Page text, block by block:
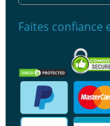
Faites confiance